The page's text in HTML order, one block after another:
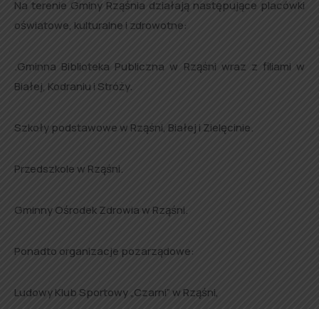
Na terenie Gminy Rząśnia działają następujące placówki
oświatowe, kulturalne i zdrowotne:
.Gminna Biblioteka Publiczna w Rząśni wraz z filiami w
Białej, Kodraniu i Stróży.
Szkoły podstawowe w Rząśni, Białej i Zielęcinie.
Przedszkole w Rząśni.
Gminny Ośrodek Zdrowia w Rząśni.
Ponadto organizacje pozarządowe:
Ludowy Klub Sportowy „Czarni” w Rząśni,